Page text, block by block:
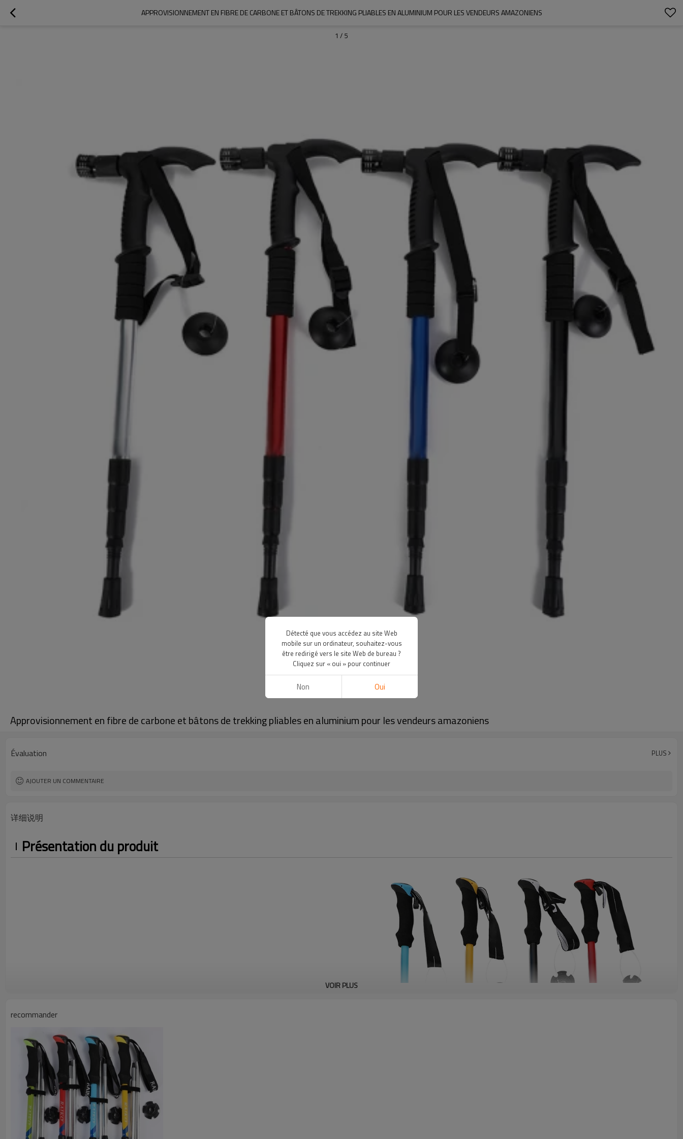
APPROVISIONNEMENT EN FIBRE DE CARBONE ET BÂTONS DE TREKKING PLIABLES EN ALUMINIUM POUR LES VENDEURS AMAZONIENS
1 / 5
Approvisionnement en fibre de carbone et bâtons de trekking pliables en aluminium pour les vendeurs amazoniens
Évaluation PLUS
AJOUTER UN COMMENTAIRE
详细说明
Présentation du produit
il y a plus de 57 millions de personnes qui y participent en 2020 aux États-Unis uniquement,
énorme marché pour ce produit. Nous avons travaillé avec des usines qui dans ce secteur
depuis plus d'une décennie nous permettent de traiter votre commande dans n'importe quel
cadre de taille et tout type de poteaux avec une structure/impression/emballage différente.
VOIR PLUS
recommander
Détecté que vous accédez au site Web
mobile sur un ordinateur, souhaitez-vous
être redirigé vers le site Web de bureau ?
Cliquez sur « oui » pour continuer
Non Oui